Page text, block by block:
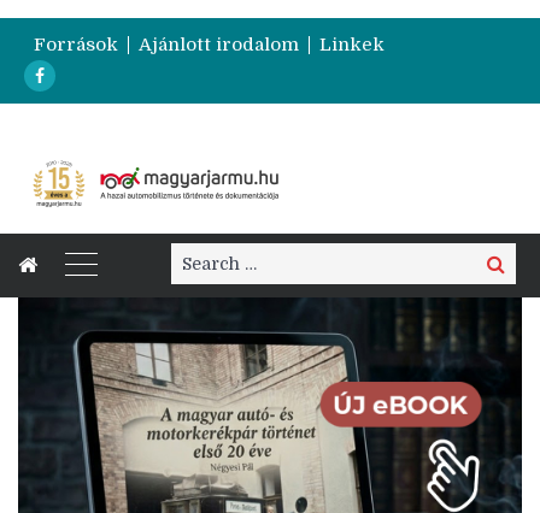
Források Ajánlott irodalom Linkek
Search
for:
Search